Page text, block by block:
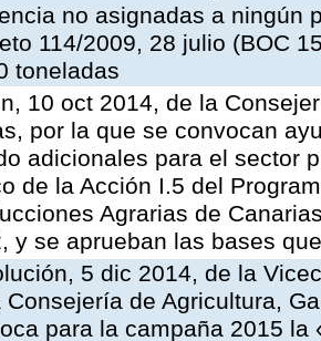
no asignadas a ningún
114/2009, 28 julio (BOC
toneladas
10 oct 2014, de la
por la que se convocan
adicionales para el sector
de la Acción I.5 del
Agrarias de
y se aprueban las bases
5 dic 2014, de la
Consejería de Agricultura,
para la campaña 2015 la